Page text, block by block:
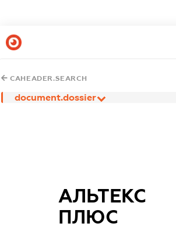
CAHEADER.SEARCH
document.dossier
АЛЬТЕКС
ПЛЮС